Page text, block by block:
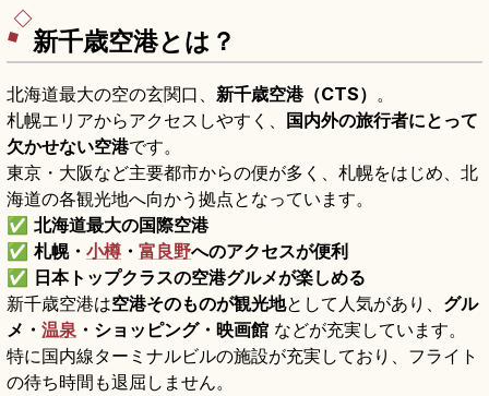
新千歳空港とは？
北海道最大の空の玄関口、 新千歳空港（CTS） 。
札幌エリアからアクセスしやすく、
国内外の旅行者にとって
欠かせない空港です。
東京・大阪など主要都市からの便が多く、札幌をはじめ、北
海道の各観光地へ向かう拠点となっています。
✅ 北海道最大の国際空港
✅ 札幌・ 小樽 ・ 富良野へのアクセスが便利
✅ 日本トップクラスの空港グルメが楽しめる
新千歳空港は空港そのものが観光地として人気があり、 グル
メ・ 温泉 ・ショッピング・映画館 などが充実しています。
特に国内線ターミナルビルの施設が充実しており、フライト
の待ち時間も退屈しません。